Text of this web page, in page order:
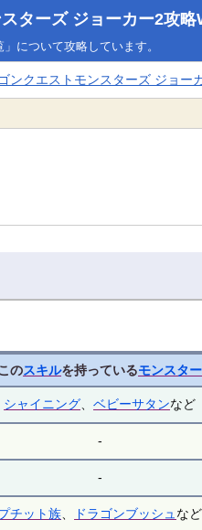
スターズ ジョーカー2攻
について攻略しています。
ンクエストモンスターズ ジョー
のスキルを持っているモンスター
シャイニング、ベビーサタンなど
-
-
チット族、 ドラゴンブッシュなど